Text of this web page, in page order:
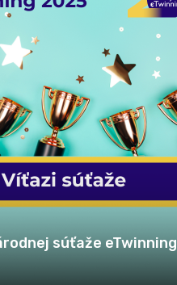
súťaže eTwinning